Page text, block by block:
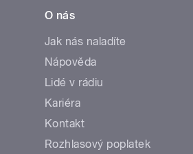
O nás
Jak nás naladíte
Nápověda
Lidé v rádiu
Kariéra
Kontakt
Rozhlasový poplatek